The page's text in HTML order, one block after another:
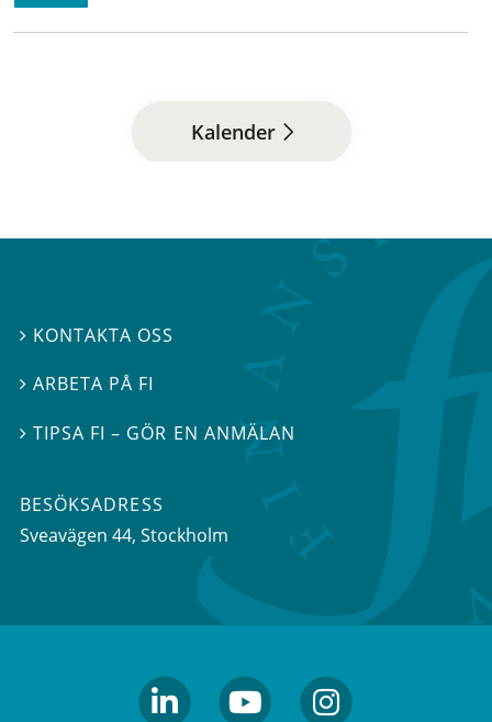
Kalender
 KONTAKTA OSS
ARBETA PÅ FI
TIPSA FI – GÖR EN ANMÄLAN
BESÖKSADRESS
Sveavägen 44, Stockholm